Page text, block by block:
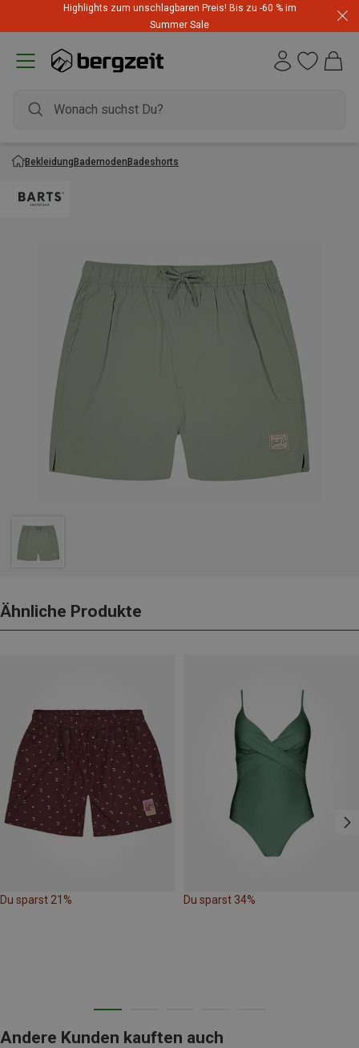
Highlights zum unschlagbaren Preis! Bis zu -60 % im
Summer Sale
BekleidungBademodenBadeshorts
Ähnliche Produkte
Du sparst 21% Du sparst 34%
Andere Kunden kauften auch